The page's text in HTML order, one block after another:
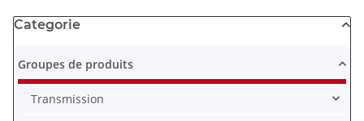
Categorie
Groupes de produits
Transmission